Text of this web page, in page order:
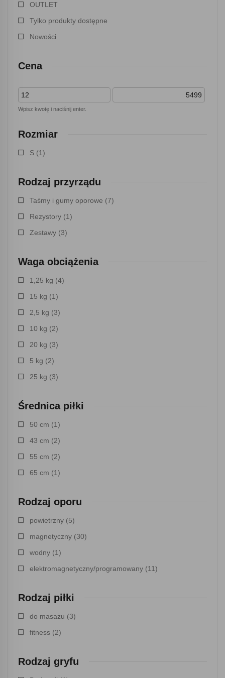
OUTLET
Tylko produkty dostępne
Nowości
Cena
Wpisz kwotę i naciśnij enter.
Rozmiar
S (1)
Rodzaj przyrządu
Taśmy i gumy oporowe (7)
Rezystory (1)
Zestawy (3)
Waga obciążenia
1,25 kg (4)
15 kg (1)
2,5 kg (3)
10 kg (2)
20 kg (3)
5 kg (2)
25 kg (3)
Średnica piłki
50 cm (1)
43 cm (2)
55 cm (2)
65 cm (1)
Rodzaj oporu
powietrzny (5)
magnetyczny (30)
wodny (1)
elektromagnetyczny/programowany (11)
Rodzaj piłki
do masażu (3)
fitness (2)
Rodzaj gryfu